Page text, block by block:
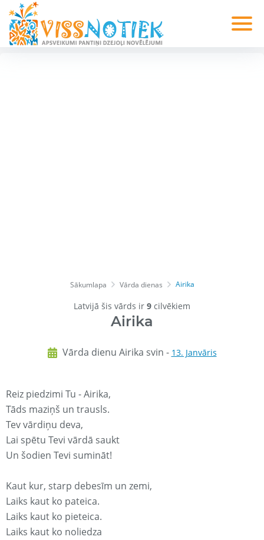
Sākumlapa Vārda dienas Airika
Latvijā šis vārds ir 9 cilvēkiem
Airika
Vārda dienu Airika svin - 13. Janvāris
Reiz piedzimi Tu - Airika,
Tāds maziņš un trausls.
Tev vārdiņu deva,
Lai spētu Tevi vārdā saukt
Un šodien Tevi sumināt!
Kaut kur, starp debesīm un zemi,
Laiks kaut ko pateica.
Laiks kaut ko pieteica.
Laiks kaut ko noliedza